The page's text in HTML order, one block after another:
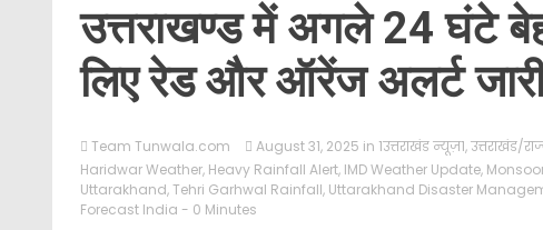
उत्तराखण्ड में अगले 24 घंटे
लिए रेड और ऑरेंज अलर्ट
Team Tunwala.com August 31, 2025 in 1उत्तराखंड न्यूज़1,उत्तराखंड/
Haridwar Weather, Heavy Rainfall Alert, IMD Weather Update,
Uttarakhand,Tehri Garhwal Rainfall, Uttarakhand Disaster
Forecast India - 0 Minutes